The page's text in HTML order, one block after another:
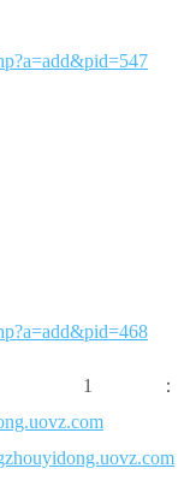
1 ：